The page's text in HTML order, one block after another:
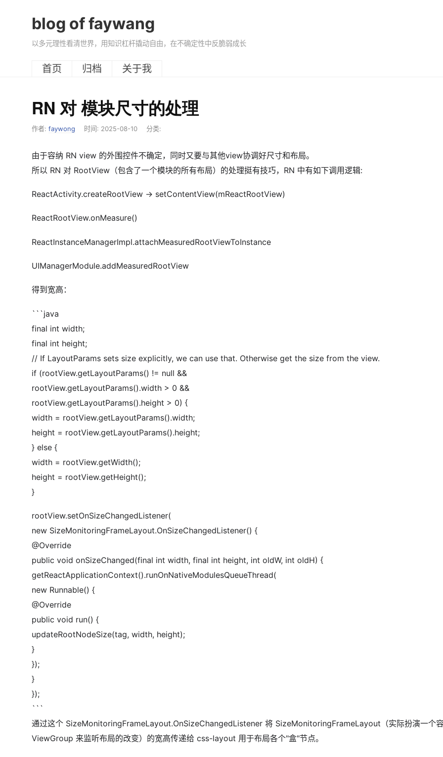
blog of faywang
以多元理性看清世界，用知识杠杆撬动自由，在不确定性中反脆弱成长
首页 归档 关于我
RN 对 模块尺寸的处理
作者: faywong 时间: 2025-08-10 分类:
由于容纳 RN view 的外围控件不确定，同时又要与其他view协调好尺寸和布局。
所以 RN 对 RootView（包含了一个模块的所有布局）的处理挺有技巧，RN 中有如下调用逻辑:
ReactActivity.createRootView -> setContentView(mReactRootView)
ReactRootView.onMeasure()
ReactInstanceManagerImpl.attachMeasuredRootViewToInstance
UIManagerModule.addMeasuredRootView
得到宽高：
```java
final int width;
final int height;
// If LayoutParams sets size explicitly, we can use that. Otherwise get the size from the view.
if (rootView.getLayoutParams() != null &&
rootView.getLayoutParams().width > 0 &&
rootView.getLayoutParams().height > 0) {
width = rootView.getLayoutParams().width;
height = rootView.getLayoutParams().height;
} else {
width = rootView.getWidth();
height = rootView.getHeight();
}
rootView.setOnSizeChangedListener(
new SizeMonitoringFrameLayout.OnSizeChangedListener() {
@Override
public void onSizeChanged(final int width, final int height, int oldW, int oldH) {
getReactApplicationContext().runOnNativeModulesQueueThread(
new Runnable() {
@Override
public void run() {
updateRootNodeSize(tag, width, height);
}
});
}
});
```
通过这个 SizeMonitoringFrameLayout.OnSizeChangedListener 将 SizeMonitoringFrameLayout（实际扮演一个
ViewGroup 来监听布局的改变）的宽高传递给 css-layout 用于布局各个"盒"节点。